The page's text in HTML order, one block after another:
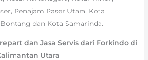
Penajam Paser Utara, Kota
dan Kota Samarinda.
dan Jasa Servis dari Forkindo di
Utara